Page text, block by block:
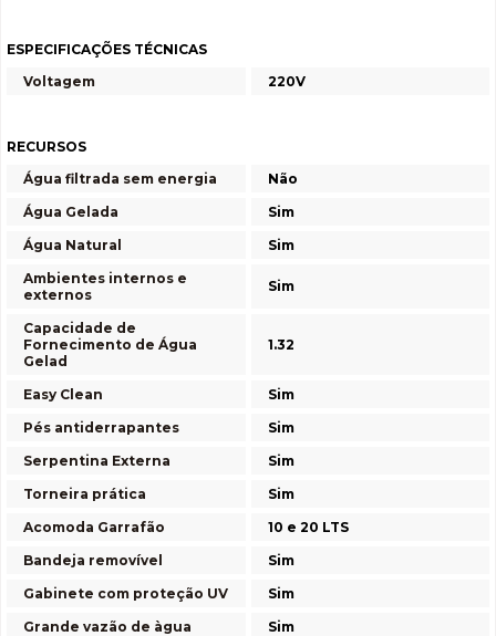
ESPECIFICAÇÕES TÉCNICAS
Voltagem
220V
RECURSOS
Água filtrada sem energia
Não
Água Gelada
Sim
Água Natural
Sim
Ambientes internos e
externos
Sim
Capacidade de
Fornecimento de Água
Gelad
1.32
Easy Clean
Sim
Pés antiderrapantes
Sim
Serpentina Externa
Sim
Torneira prática
Sim
Acomoda Garrafão
10 e 20 LTS
Bandeja removível
Sim
Gabinete com proteção UV
Sim
Grande vazão de àgua
Sim